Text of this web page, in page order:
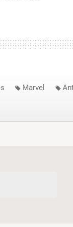
Marvel